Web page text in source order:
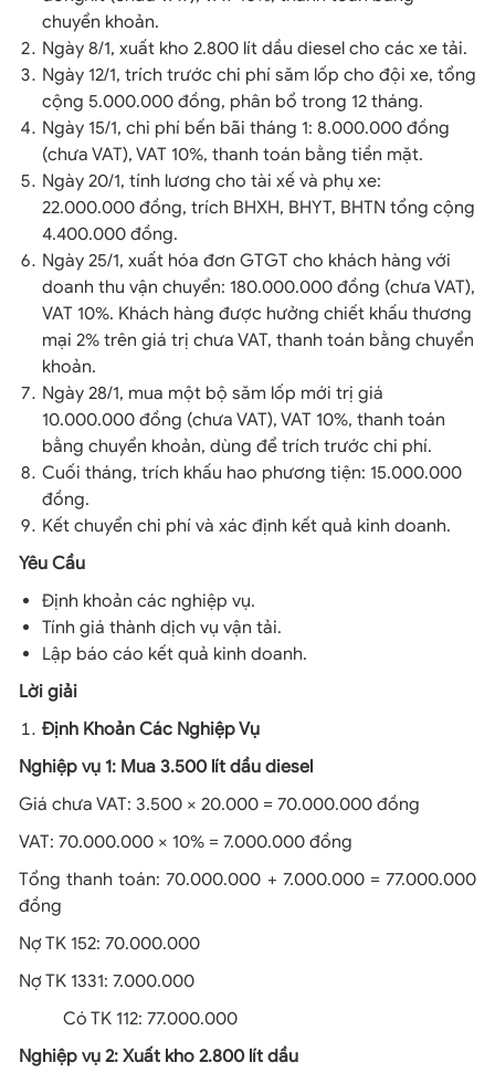
chuyển khoản.
Ngày 8/1, xuất kho 2.800 lít dầu diesel cho các xe tải.
Ngày 12/1, trích trước chi phí săm lốp cho đội xe, tổng
cộng 5.000.000 đồng, phân bổ trong 12 tháng.
Ngày 15/1, chi phí bến bãi tháng 1: 8.000.000 đồng
(chưa VAT), VAT 10%, thanh toán bằng tiền mặt.
Ngày 20/1, tính lương cho tài xế và phụ xe:
22.000.000 đồng, trích BHXH, BHYT, BHTN tổng cộng
4.400.000 đồng.
Ngày 25/1, xuất hóa đơn GTGT cho khách hàng với
doanh thu vận chuyển: 180.000.000 đồng (chưa VAT),
VAT 10%. Khách hàng được hưởng chiết khấu thương
mại 2% trên giá trị chưa VAT, thanh toán bằng chuyển
khoản.
Ngày 28/1, mua một bộ săm lốp mới trị giá
10.000.000 đồng (chưa VAT), VAT 10%, thanh toán
bằng chuyển khoản, dùng để trích trước chi phí.
Cuối tháng, trích khấu hao phương tiện: 15.000.000
đồng.
Kết chuyển chi phí và xác định kết quả kinh doanh.
Yêu Cầu
Định khoản các nghiệp vụ.
Tính giá thành dịch vụ vận tải.
Lập báo cáo kết quả kinh doanh.
Lời giải
Định Khoản Các Nghiệp Vụ
Nghiệp vụ 1: Mua 3.500 lít dầu diesel
Giá chưa VAT: 3.500 × 20.000 = 70.000.000 đồng
VAT: 70.000.000 × 10% = 7.000.000 đồng
Tổng thanh toán: 70.000.000 + 7.000.000 = 77.000.000
đồng
Nợ TK 152: 70.000.000
Nợ TK 1331: 7.000.000
Có TK 112: 77.000.000
Nghiệp vụ 2: Xuất kho 2.800 lít dầu